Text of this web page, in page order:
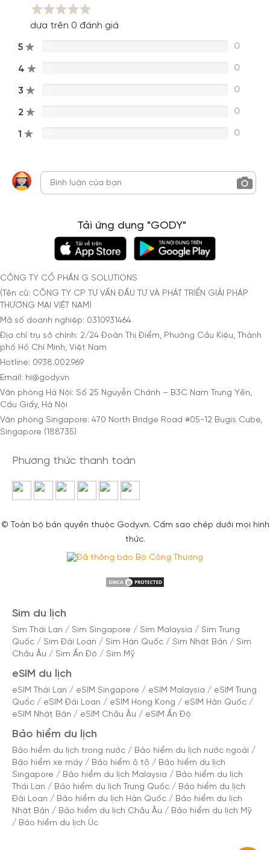
dựa trên 0 đánh giá
5 0
4 0
3 0
2 0
1 0
Tải ứng dụng "GODY"
CÔNG TY CỔ PHẦN G SOLUTIONS
(Tên cũ: CÔNG TY CP TƯ VẤN ĐẦU TƯ VÀ PHÁT TRIỂN GIẢI PHÁP
THƯƠNG MẠI VIỆT NAM)
Mã số doanh nghiệp: 0310931464
Địa chỉ trụ sở chính: 2/24 Đoàn Thị Điểm, Phường Cầu Kiệu, Thành
phố Hồ Chí Minh, Việt Nam
Hotline: 0938.002.969
Email: hi@gody.vn
Văn phòng Hà Nội: Số 25 Nguyễn Chánh – B3C Nam Trung Yên,
Cầu Giấy, Hà Nội
Văn phòng Singapore: 470 North Bridge Road #05-12 Bugis Cube,
Singapore (188735)
Phương thức thanh toán
© Toàn bộ bản quyền thuộc Gody.vn. Cấm sao chép dưới mọi hình
thức.
Sim du lịch
Sim Thái Lan / Sim Singapore / Sim Malaysia / Sim Trung
Quốc / Sim Đài Loan / Sim Hàn Quốc / Sim Nhật Bản / Sim
Châu Âu / Sim Ấn Độ / Sim Mỹ
eSIM du lịch
eSIM Thái Lan / eSIM Singapore / eSIM Malaysia / eSIM Trung
Quốc / eSIM Đài Loan / eSIM Hong Kong / eSIM Hàn Quốc /
eSIM Nhật Bản / eSIM Châu Âu / eSIM Ấn Độ
Bảo hiểm du lịch
Bảo hiểm du lịch trong nước / Bảo hiểm du lịch nước ngoài /
Bảo hiểm xe máy / Bảo hiểm ô tô / Bảo hiểm du lịch
Singapore / Bảo hiểm du lịch Malaysia / Bảo hiểm du lịch
Thái Lan / Bảo hiểm du lịch Trung Quốc / Bảo hiểm du lịch
Đài Loan / Bảo hiểm du lịch Hàn Quốc / Bảo hiểm du lịch
Nhật Bản / Bảo hiểm du lịch Châu Âu / Bảo hiểm du lịch Mỹ
/ Bảo hiểm du lịch Úc
Đăng nhập Facebook